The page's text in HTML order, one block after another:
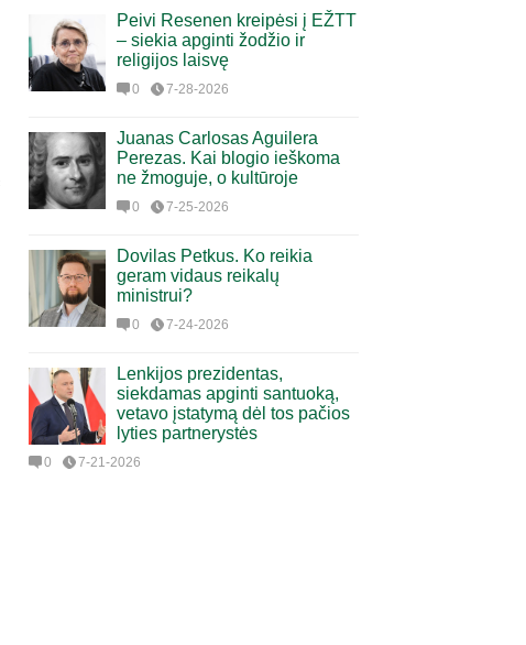
Peivi Resenen kreipėsi į EŽTT
– siekia apginti žodžio ir
religijos laisvę
0 7-28-2026
Juanas Carlosas Aguilera
Perezas. Kai blogio ieškoma
ne žmoguje, o kultūroje
0 7-25-2026
Dovilas Petkus. Ko reikia
geram vidaus reikalų
ministrui?
0 7-24-2026
Lenkijos prezidentas,
siekdamas apginti santuoką,
vetavo įstatymą dėl tos pačios
lyties partnerystės
0 7-21-2026